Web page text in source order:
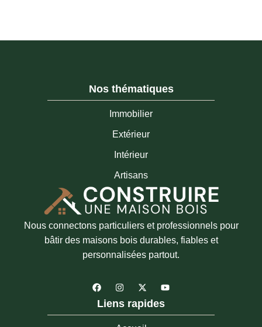
Nos thématiques
Immobilier
Extérieur
Intérieur
Artisans
Nous connectons particuliers et professionnels pour
bâtir des maisons bois durables, fiables et
personnalisées partout.
F
a
c
e
b
I
n
s
t
a
X
-
t
w
i
Y
o
t
u
Liens rapides